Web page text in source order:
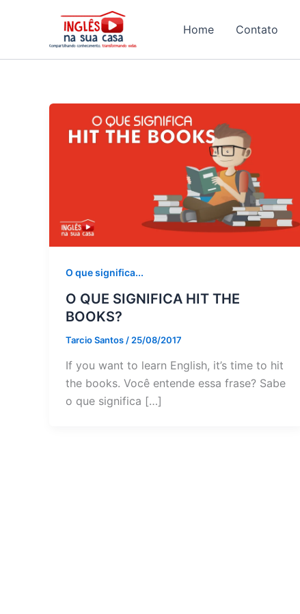
conteúdo
Home Contato
O que significa...
O QUE SIGNIFICA HIT THE
BOOKS?
Tarcio Santos / 25/08/2017
If you want to learn English, it’s time to hit
the books. Você entende essa frase? Sabe
o que significa […]